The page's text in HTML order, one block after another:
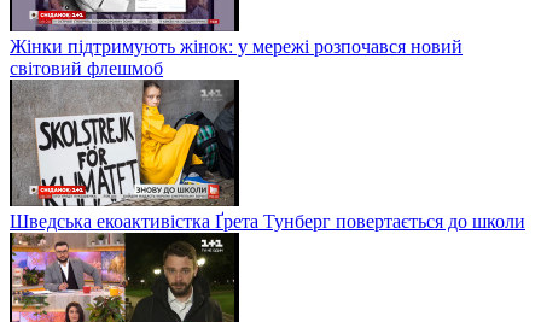
Жінки підтримують жінок: у мережі розпочався новий
світовий флешмоб
Шведська екоактивістка Ґрета Тунберг повертається до школи